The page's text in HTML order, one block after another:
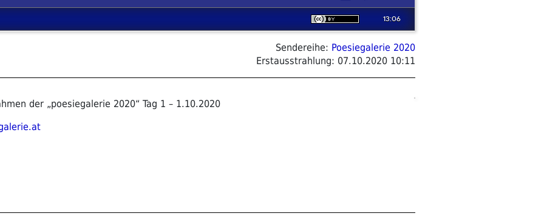
Sendereihe: Poesiegalerie 2020
Erstausstrahlung: 07.10.2020 10:11
der „poesiegalerie 2020“ Tag 1 – 1.10.2020